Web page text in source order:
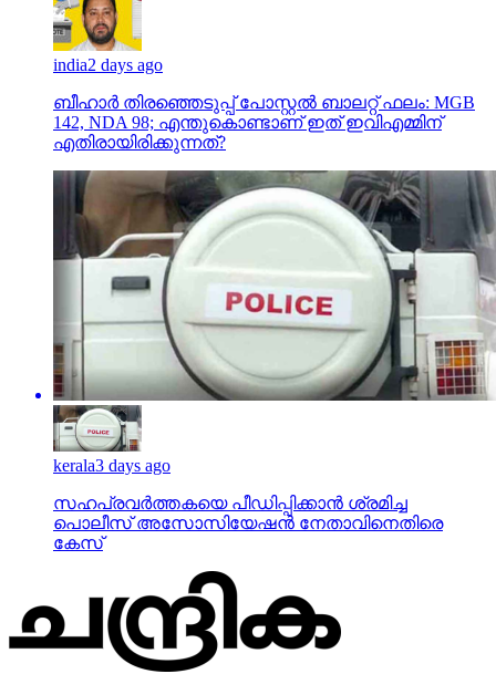
india2 days ago
ബീഹാർ തിരഞ്ഞെടുപ്പ് പോസ്റ്റൽ ബാലറ്റ് ഫലം: MGB
142, NDA 98; എന്തുകൊണ്ടാണ് ഇത് ഇവിഎമ്മിന്
എതിരായിരിക്കുന്നത്?
kerala3 days ago
സഹപ്രവര്‍ത്തകയെ പീഡിപ്പിക്കാന്‍ ശ്രമിച്ച
പൊലീസ് അസോസിയേഷന്‍ നേതാവിനെതിരെ
കേസ്